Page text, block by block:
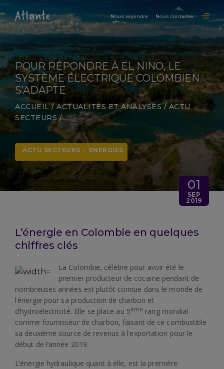
Nous rejoindre Nous contacter
POUR RÉPONDRE À EL NINO, LE
SYSTÈME ÉLECTRIQUE COLOMBIEN
S’ADAPTE
ACCUEIL/ACTUALITÉS ET ANALYSES/ ACTU
SECTEURS/
ACTU SECTEURS | ENERGIES
01
SEP
2019
L’énergie en Colombie en quelques
chiffres clés
La Colombie, célèbre pour avoir été le
premier producteur de cocaïne pendant de
nombreuses années est plutôt connue dans le monde de
l’énergie pour sa production de charbon et
d’hydroélectricité. Elle se place au 5ème rang mondial
comme fournisseur de charbon, faisant de ce combustible
sa deuxième source de revenus à l’exportation pour le
début de l’année 2019.
L’énergie hydraulique quant à elle, est la première